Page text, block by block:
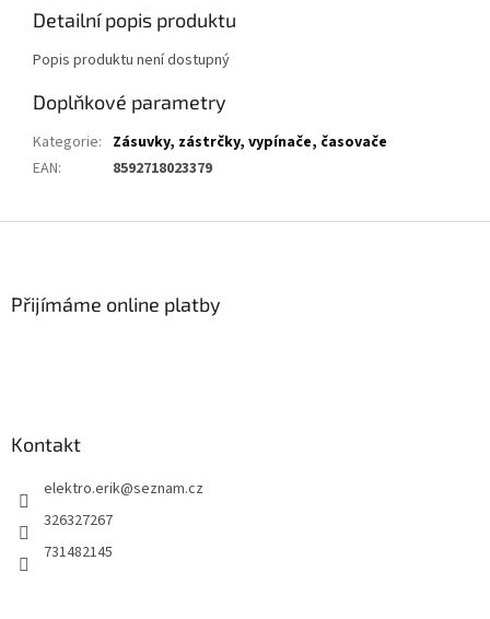
Detailní popis produktu
Popis produktu není dostupný
Doplňkové parametry
Kategorie: Zásuvky, zástrčky, vypínače, časovače
EAN: 8592718023379
Přijímáme online platby
Kontakt
elektro.erik@seznam.cz
326327267
731482145